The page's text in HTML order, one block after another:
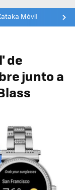
Móvil
de
junto a